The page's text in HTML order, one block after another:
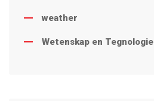
weather
Wetenskap en Tegnologie